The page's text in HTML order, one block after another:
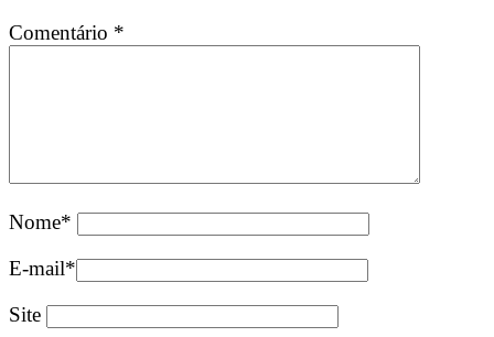
Comentário *
Nome*
E-mail*
Site